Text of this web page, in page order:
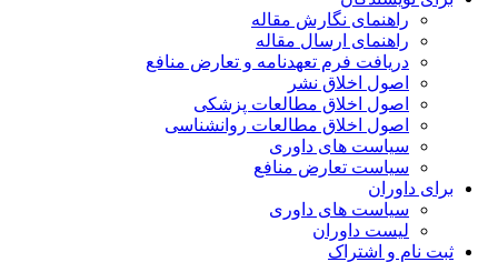
راهنمای نگارش مقاله
راهنمای ارسال مقاله
دریافت فرم تعهدنامه و تعارض منافع
اصول اخلاق نشر
اصول اخلاق مطالعات پزشکی
اصول اخلاق مطالعات روانشناسی
سیاست های داوری
سیاست تعارض منافع
برای داوران
سیاست های داوری
لیست داوران
ثبت نام و اشتراک